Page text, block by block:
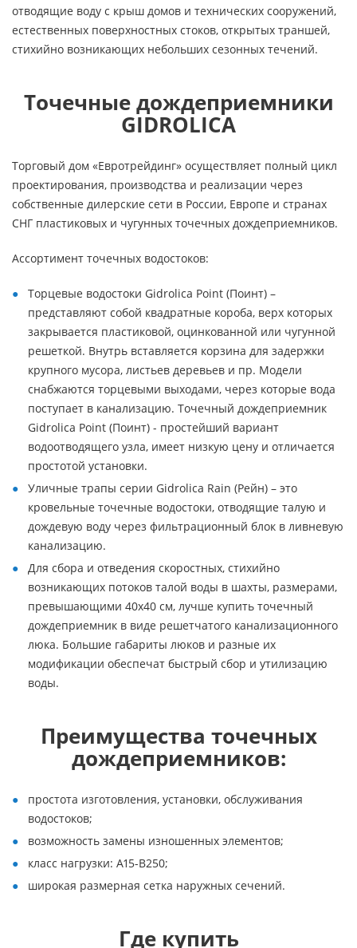
отводящие воду с крыш домов и технических сооружений,
естественных поверхностных стоков, открытых траншей,
стихийно возникающих небольших сезонных течений.
Точечные дождеприемники
GIDROLICA
Торговый дом «Евротрейдинг» осуществляет полный цикл
проектирования, производства и реализации через
собственные дилерские сети в России, Европе и странах
СНГ пластиковых и чугунных точечных дождеприемников.
Ассортимент точечных водостоков:
Торцевые водостоки Gidrolica Point (Поинт) –
представляют собой квадратные короба, верх которых
закрывается пластиковой, оцинкованной или чугунной
решеткой. Внутрь вставляется корзина для задержки
крупного мусора, листьев деревьев и пр. Модели
снабжаются торцевыми выходами, через которые вода
поступает в канализацию. Точечный дождеприемник
Gidrolica Point (Поинт) - простейший вариант
водоотводящего узла, имеет низкую цену и отличается
простотой установки.
Уличные трапы серии Gidrolica Rain (Рейн) – это
кровельные точечные водостоки, отводящие талую и
дождевую воду через фильтрационный блок в ливневую
канализацию.
Для сбора и отведения скоростных, стихийно
возникающих потоков талой воды в шахты, размерами,
превышающими 40х40 см, лучше купить точечный
дождеприемник в виде решетчатого канализационного
люка. Большие габариты люков и разные их
модификации обеспечат быстрый сбор и утилизацию
воды.
Преимущества точечных
дождеприемников:
простота изготовления, установки, обслуживания
водостоков;
возможность замены изношенных элементов;
класс нагрузки: А15-В250;
широкая размерная сетка наружных сечений.
Где купить